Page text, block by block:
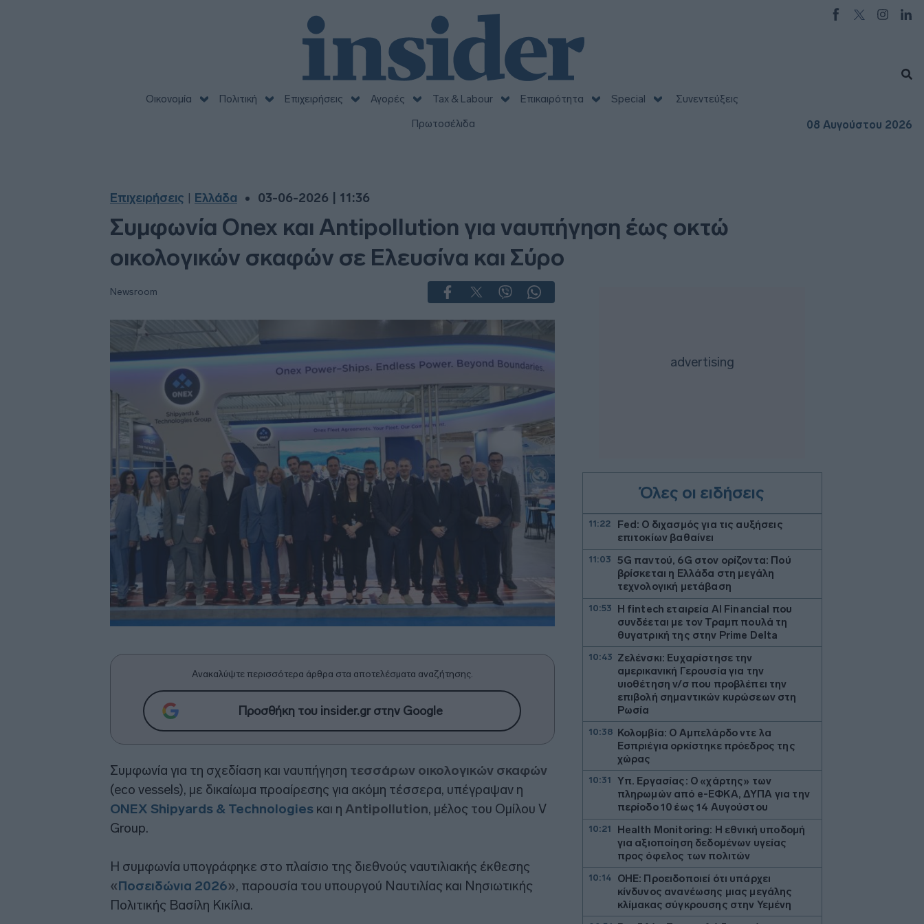
Οικονομία Πολιτική Επιχειρήσεις Αγορές Tax & Labour Επικαιρότητα Special
Συνεντεύξεις
Πρωτοσέλιδα
08 Αυγούστου 2026
Επιχειρήσεις Ελλάδα 03-06-2026 | 11:36
Συμφωνία Onex και Antipollution για ναυπήγηση έως οκτώ
οικολογικών σκαφών σε Ελευσίνα και Σύρο
Newsroom
Ανακαλύψτε περισσότερα άρθρα στα αποτελέσματα αναζήτησης.
Προσθήκη του insider.gr στην Google
Συμφωνία για τη σχεδίαση και ναυπήγηση τεσσάρων οικολογικών σκαφών
(eco vessels), με δικαίωμα προαίρεσης για ακόμη τέσσερα, υπέγραψαν η
ONEX Shipyards & Technologies και η Antipollution, μέλος του Ομίλου V
Group.
Η συμφωνία υπογράφηκε στο πλαίσιο της διεθνούς ναυτιλιακής έκθεσης
«Ποσειδώνια 2026», παρουσία του υπουργού Ναυτιλίας και Νησιωτικής
Πολιτικής Βασίλη Κικίλια.
Όλες οι ειδήσεις
11:22
Fed: Ο διχασμός για τις αυξήσεις
επιτοκίων βαθαίνει
11:03
5G παντού, 6G στον ορίζοντα: Πού
βρίσκεται η Ελλάδα στη μεγάλη
τεχνολογική μετάβαση
10:53
Η fintech εταιρεία AI Financial που
συνδέεται με τον Τραμπ πουλά τη
θυγατρική της στην Prime Delta
10:43 Ζελένσκι: Ευχαρίστησε την
αμερικανική Γερουσία για την
υιοθέτηση ν/σ που προβλέπει την
επιβολή σημαντικών κυρώσεων στη
Ρωσία
10:38 Κολομβία: Ο Αμπελάρδο ντε λα
Εσπριέγια ορκίστηκε πρόεδρος της
χώρας
10:31
Υπ. Εργασίας: Ο «χάρτης» των
πληρωμών από e-ΕΦΚΑ, ΔΥΠΑ για την
περίοδο 10 έως 14 Αυγούστου
10:21
Health Monitoring: Η εθνική υποδομή
για αξιοποίηση δεδομένων υγείας
προς όφελος των πολιτών
10:14
ΟΗΕ: Προειδοποιεί ότι υπάρχει
κίνδυνος ανανέωσης μιας μεγάλης
κλίμακας σύγκρουσης στην Υεμένη